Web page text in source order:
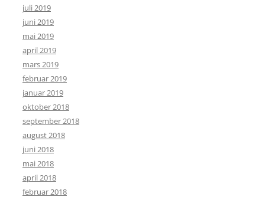
juli 2019
juni 2019
mai 2019
april 2019
mars 2019
februar 2019
januar 2019
oktober 2018
september 2018
august 2018
juni 2018
mai 2018
april 2018
februar 2018